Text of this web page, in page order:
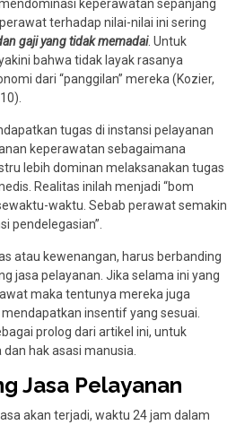
keperawatan sepanjang
terhadap nilai-nilai ini sering
gaji yang tidak memadai. Untuk
bahwa tidak layak rasanya
dari “panggilan” mereka (Kozier,
tugas di instansi pelayanan
keperawatan sebagaimana
lebih dominan melaksanakan tugas
Realitas inilah menjadi “bom
waktu. Sebab perawat semakin
pendelegasian”.
atau kewenangan, harus berbanding
jasa pelayanan. Jika selama ini yang
maka tentunya mereka juga
insentif yang sesuai.
prolog dari artikel ini, untuk
hak asasi manusia.
Jasa Pelayanan
akan terjadi, waktu 24 jam dalam